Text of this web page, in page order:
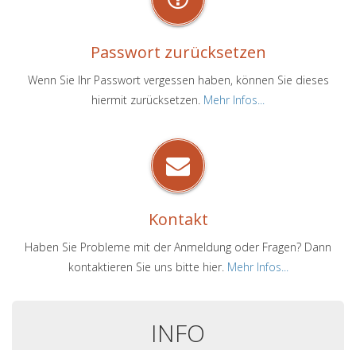
Passwort zurücksetzen
Wenn Sie Ihr Passwort vergessen haben, können Sie dieses
hiermit zurücksetzen. Mehr Infos...
Kontakt
Haben Sie Probleme mit der Anmeldung oder Fragen? Dann
kontaktieren Sie uns bitte hier. Mehr Infos...
INFO